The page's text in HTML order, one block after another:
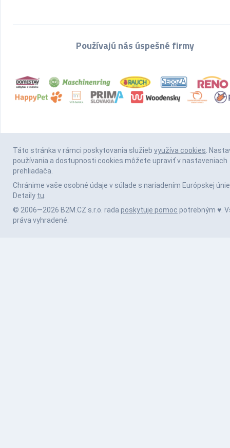
Používajú nás úspešné firmy
Táto stránka v rámci poskytovania služieb využíva cookies.
používania a dostupnosti cookies môžete upraviť v nastaveniach
prehliadača.
Chránime vaše osobné údaje v súlade s nariadením Európskej únie
Detaily tu.
© 2006—2026 B2M.CZ s.r.o. rada poskytuje pomoc potrebným ♥️.
práva vyhradené.